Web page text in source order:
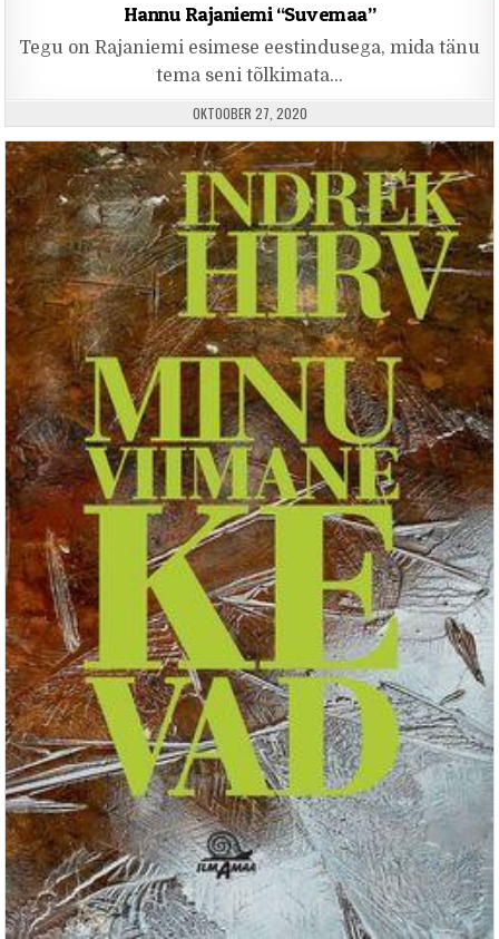
Hannu Rajaniemi “Suvemaa”
Tegu on Rajaniemi esimese eestindusega, mida tänu
tema seni tõlkimata…
PUBLISHED DATE:
OKTOOBER 27, 2020